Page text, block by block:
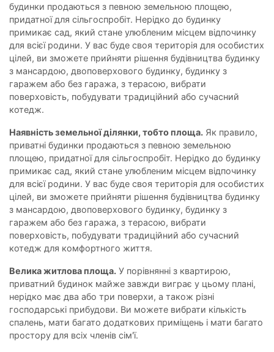
будинки продаються з певною земельною площею,
придатної для сільгоспробіт. Нерідко до будинку
примикає сад, який стане улюбленим місцем відпочинку
для всієї родини. У вас буде своя територія для особистих
цілей, ви зможете прийняти рішення будівництва будинку
з мансардою, двоповерхового будинку, будинку з
гаражем або без гаража, з терасою, вибрати
поверховість, побудувати традиційний або сучасний
котедж.
Наявність земельної ділянки, тобто площа. Як правило,
приватні будинки продаються з певною земельною
площею, придатної для сільгоспробіт. Нерідко до будинку
примикає сад, який стане улюбленим місцем відпочинку
для всієї родини. У вас буде своя територія для особистих
цілей, ви зможете прийняти рішення будівництва будинку
з мансардою, двоповерхового будинку, будинку з
гаражем або без гаража, з терасою, вибрати
поверховість, побудувати традиційний або сучасний
котедж для комфортного життя.
Велика житлова площа. У порівнянні з квартирою,
приватний будинок майже завжди виграє у цьому плані,
нерідко має два або три поверхи, а також різні
господарські прибудови. Ви можете вибрати кількість
спалень, мати багато додаткових приміщень і мати багато
простору для всіх членів сім'ї.